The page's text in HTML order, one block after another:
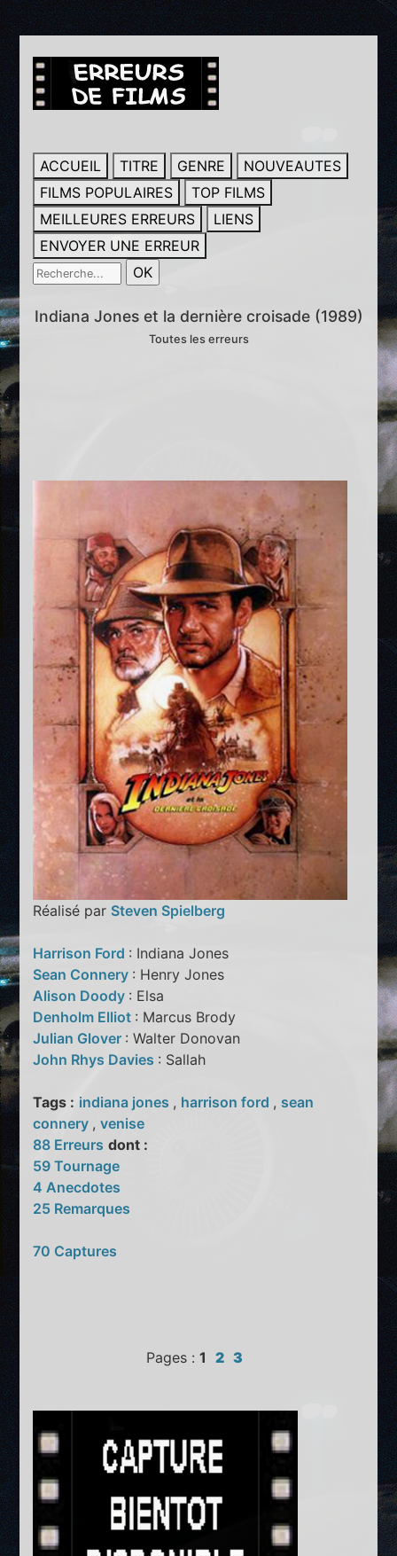
ACCUEIL TITRE GENRE
NOUVEAUTES
FILMS POPULAIRES
TOP FILMS
MEILLEURES ERREURS
LIENS
ENVOYER UNE ERREUR
Indiana Jones et la dernière croisade (1989)
Toutes les erreurs
Réalisé par Steven Spielberg
Harrison Ford : Indiana Jones
Sean Connery : Henry Jones
Alison Doody : Elsa
Denholm Elliot : Marcus Brody
Julian Glover : Walter Donovan
John Rhys Davies : Sallah
Tags : indiana jones , harrison ford , sean
connery ,venise
88 Erreurs dont :
59 Tournage
4 Anecdotes
25 Remarques
70 Captures
Pages : 1 2 3